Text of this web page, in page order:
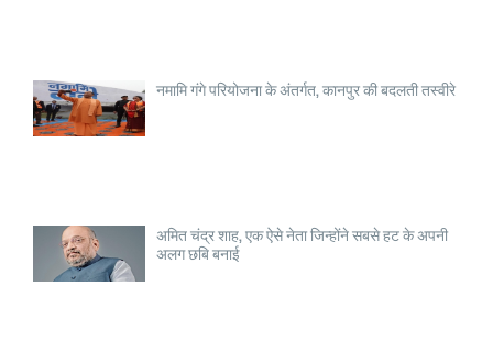
नमामि गंगे परियोजना के अंतर्गत, कानपुर की बदलती तस्वीरे
अमित चंद्र शाह, एक ऐसे नेता जिन्होंने सबसे हट के अपनी
अलग छबि बनाई